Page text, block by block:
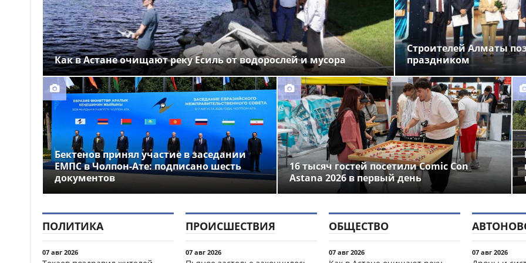
Как в Астане очищают реку Есиль от водорослей и мусора
Строителей Алматы
праздником
Бектенов принял участие в заседании
ЕМПС в Чолпон-Ате: подписано шесть
документов
16 тысяч гостей посетили Comic Con
Astana 2026 в первый день
ПОЛИТИКА
07 авг 2026
ПРОИСШЕСТВИЯ
07 авг 2026
ОБЩЕСТВО
07 авг 2026 07 авг 2026